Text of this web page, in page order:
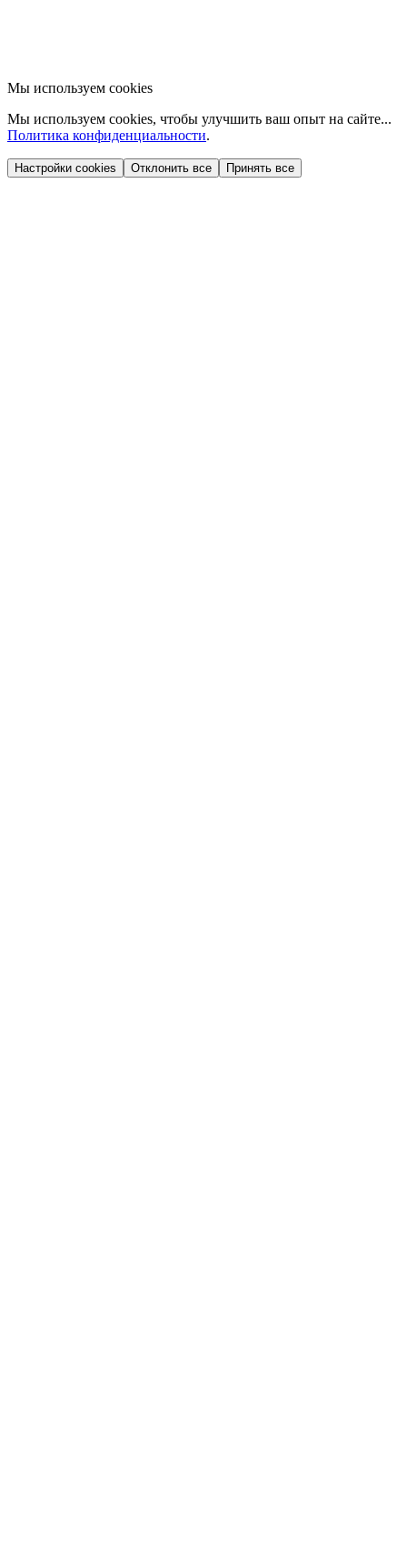
Мы используем cookies
Мы используем cookies, чтобы улучшить ваш опыт на сайте...
Политика конфиденциальности.
Настройки cookies Отклонить все Принять все